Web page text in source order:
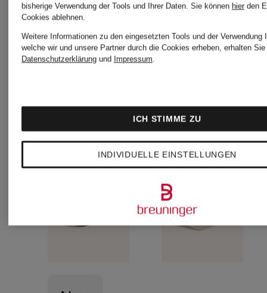
MC
32 €
bisherige Verwendung der Tools und Ihrer Daten. Sie können hier den
Cookies ablehnen.
Weitere Informationen zu den eingesetzten Tools und der Verwendung
welche wir und unsere Partner durch die Cookies erheben, erhalten
Datenschutzerklärung und Impressum.
INDIVIDUELLE EINSTELLUNGEN
ICH STIMME ZU